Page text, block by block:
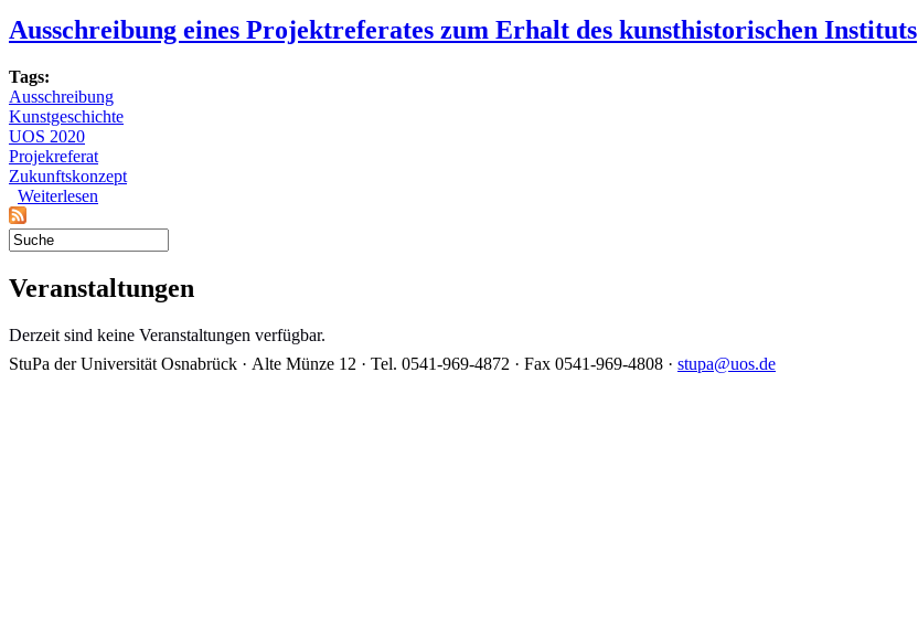
Ausschreibung eines Projektreferates zum Erhalt des kunsthistorischen Instituts
Tags:
Ausschreibung
Kunstgeschichte
UOS 2020
Projekreferat
Zukunftskonzept
Weiterlesen
Veranstaltungen
Derzeit sind keine Veranstaltungen verfügbar.
StuPa der Universität Osnabrück · Alte Münze 12 · Tel. 0541-969-4872 · Fax 0541-969-4808 · stupa@uos.de